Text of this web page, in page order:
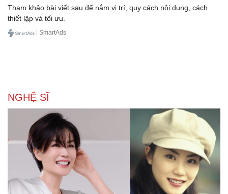
Tham khảo bài viết sau để nắm vị trí, quy cách nội dung, cách
thiết lập và tối ưu.
| SmartAds
NGHỆ SĨ